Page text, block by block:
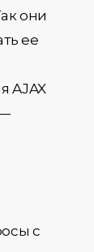
они
ее
AJAX
с